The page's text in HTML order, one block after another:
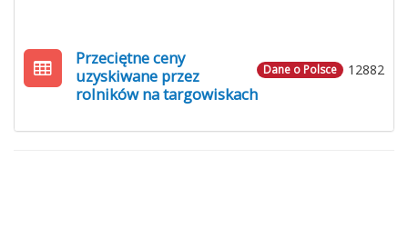
12882
Dane o Polsce
Przeciętne ceny
uzyskiwane przez
rolników na targowiskach